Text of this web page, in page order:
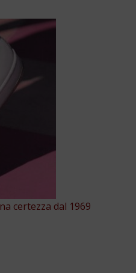
certezza dal 1969